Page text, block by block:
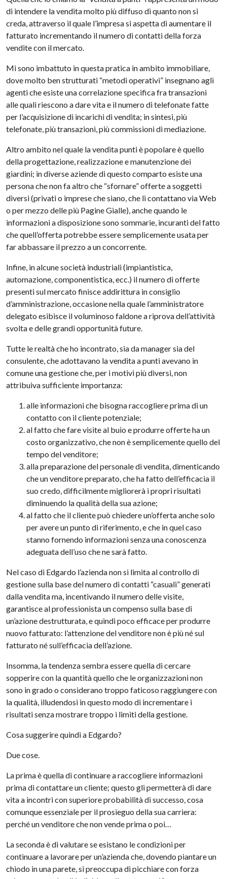
di intendere la vendita molto più diffuso di quanto non si
creda, attraverso il quale l’impresa si aspetta di aumentare il
fatturato incrementando il numero di contatti della forza
vendite con il mercato.
Mi sono imbattuto in questa pratica in ambito immobiliare,
dove molto ben strutturati “metodi operativi” insegnano agli
agenti che esiste una correlazione specifica fra transazioni
alle quali riescono a dare vita e il numero di telefonate fatte
per l’acquisizione di incarichi di vendita; in sintesi, più
telefonate, più transazioni, più commissioni di mediazione.
Altro ambito nel quale la vendita punti è popolare è quello
della progettazione, realizzazione e manutenzione dei
giardini; in diverse aziende di questo comparto esiste una
persona che non fa altro che “sfornare” offerte a soggetti
diversi (privati o imprese che siano, che li contattano via Web
o per mezzo delle più Pagine Gialle), anche quando le
informazioni a disposizione sono sommarie, incuranti del fatto
che quell’offerta potrebbe essere semplicemente usata per
far abbassare il prezzo a un concorrente.
Infine, in alcune società industriali (impiantistica,
automazione, componentistica, ecc.) il numero di offerte
presenti sul mercato finisce addirittura in consiglio
d’amministrazione, occasione nella quale l’amministratore
delegato esibisce il voluminoso faldone a riprova dell’attività
svolta e delle grandi opportunità future.
Tutte le realtà che ho incontrato, sia da manager sia del
consulente, che adottavano la vendita a punti avevano in
comune una gestione che, per i motivi più diversi, non
attribuiva sufficiente importanza:
alle informazioni che bisogna raccogliere prima di un
contatto con il cliente potenziale;
al fatto che fare visite al buio e produrre offerte ha un
costo organizzativo, che non è semplicemente quello del
tempo del venditore;
alla preparazione del personale di vendita, dimenticando
che un venditore preparato, che ha fatto dell’efficacia il
suo credo, difficilmente migliorerà i propri risultati
diminuendo la qualità della sua azione;
al fatto che il cliente può chiedere un’offerta anche solo
per avere un punto di riferimento, e che in quel caso
stanno fornendo informazioni senza una conoscenza
adeguata dell’uso che ne sarà fatto.
Nel caso di Edgardo l’azienda non si limita al controllo di
gestione sulla base del numero di contatti “casuali” generati
dalla vendita ma, incentivando il numero delle visite,
garantisce al professionista un compenso sulla base di
un’azione destrutturata, e quindi poco efficace per produrre
nuovo fatturato: l’attenzione del venditore non è più né sul
fatturato né sull’efficacia dell’azione.
Insomma, la tendenza sembra essere quella di cercare
sopperire con la quantità quello che le organizzazioni non
sono in grado o considerano troppo faticoso raggiungere con
la qualità, illudendosi in questo modo di incrementare i
risultati senza mostrare troppo i limiti della gestione.
Cosa suggerire quindi a Edgardo?
Due cose.
La prima è quella di continuare a raccogliere informazioni
prima di contattare un cliente; questo gli permetterà di dare
vita a incontri con superiore probabilità di successo, cosa
comunque essenziale per il prosieguo della sua carriera:
perché un venditore che non vende prima o poi…
La seconda è di valutare se esistano le condizioni per
continuare a lavorare per un’azienda che, dovendo piantare un
chiodo in una parete, si preoccupa di picchiare con forza